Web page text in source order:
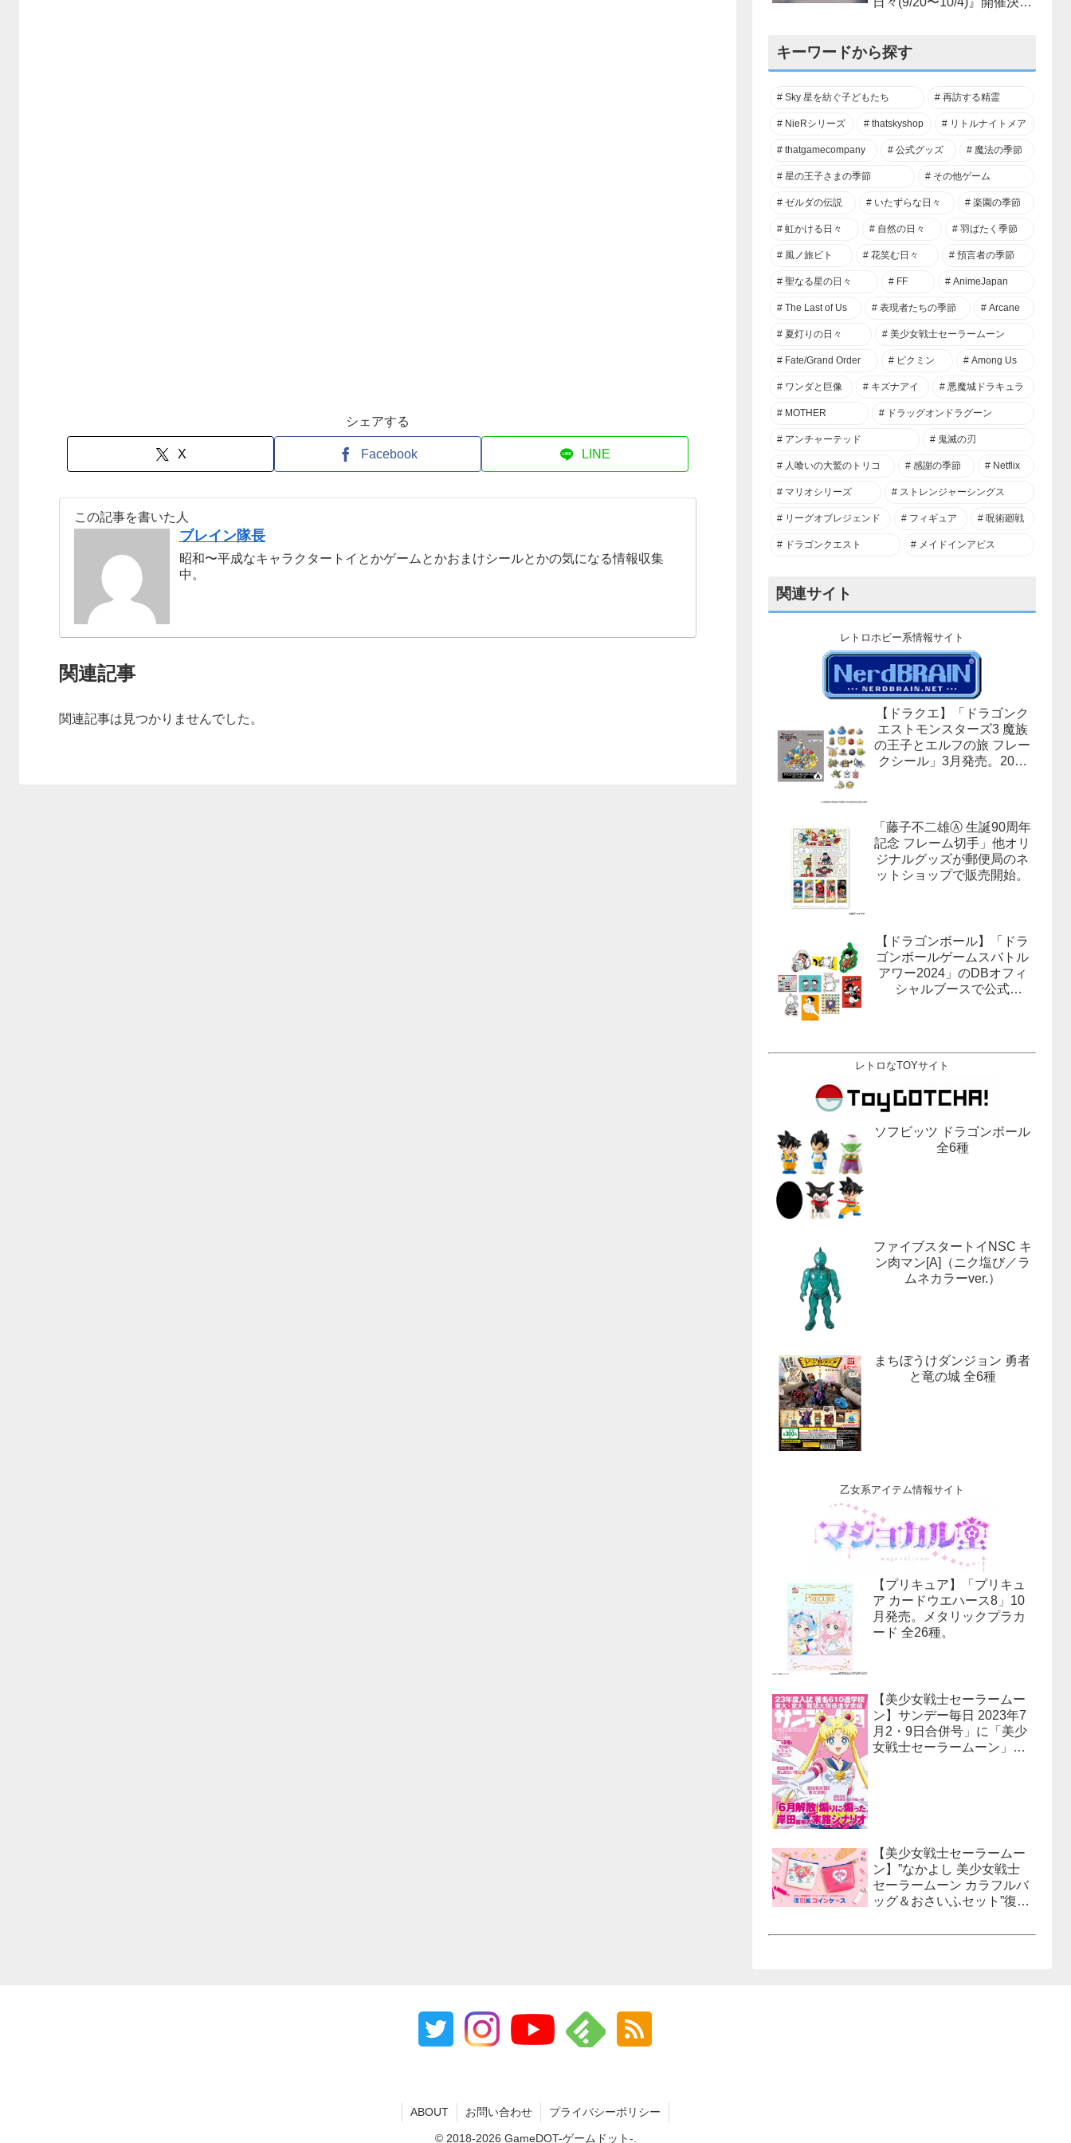
シェアする
X Facebook LINE
この記事を書いた人
ブレイン隊長
昭和〜平成なキャラクタートイとかゲームとかおまけシールとかの気になる情報収集
中。
関連記事
関連記事は見つかりませんでした。
キーワードから探す
Sky 星を紡ぐ子どもたち 再訪する精霊
NieRシリーズ thatskyshop リトルナイトメア
thatgamecompany 公式グッズ 魔法の季節
星の王子さまの季節 その他ゲーム
ゼルダの伝説 いたずらな日々 楽園の季節
虹かける日々 自然の日々 羽ばたく季節
風ノ旅ビト 花笑む日々 預言者の季節
聖なる星の日々 FF AnimeJapan
The Last of Us 表現者たちの季節 Arcane
夏灯りの日々 美少女戦士セーラームーン
Fate/Grand Order ピクミン Among Us
ワンダと巨像 キズナアイ 悪魔城ドラキュラ
MOTHER ドラッグオンドラグーン
アンチャーテッド 鬼滅の刃
人喰いの大鷲のトリコ 感謝の季節 Netflix
マリオシリーズ ストレンジャーシングス
リーグオブレジェンド フィギュア 呪術廻戦
ドラゴンクエスト メイドインアビス
関連サイト
レトロホビー系情報サイト
【ドラクエ】「ドラゴンク
エストモンスターズ3 魔族
の王子とエルフの旅 フレー
クシール」3月発売。20柄
「藤子不二雄Ⓐ 生誕90周年
記念 フレーム切手」他オリ
ジナルグッズが郵便局のネ
ットショップで販売開始。
【ドラゴンボール】「ドラ
ゴンボールゲームスバトル
アワー2024」のDBオフィ
シャルブースで公式
る。1月27日,28日@ロサン
ゼルス。
レトロなTOYサイト
ソフビッツ ドラゴンボール
全6種
ファイブスタートイNSC キ
ン肉マン[A]（ニク塩び／ラ
ムネカラーver.）
まちぼうけダンジョン 勇者
と竜の城 全6種
乙女系アイテム情報サイト
【プリキュア】「プリキュ
ア カードウエハース8」10
月発売。メタリックプラカ
ード 全26種。
【美少女戦士セーラームー
ン】サンデー毎日 2023年7
月2・9日合併号」に「美少
女戦士セーラームーン」30
【美少女戦士セーラームー
ン】”なかよし 美少女戦士
セーラームーン カラフルバ
ッグ＆おさいふセット”復刻
定！
ABOUT お問い合わせ プライバシーポリシー
© 2018-2026 GameDOT-ゲームドット-.